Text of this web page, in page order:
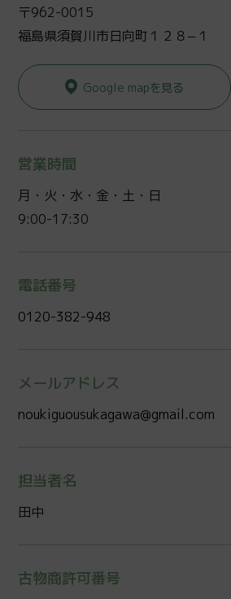
〒962-0015
福島県須賀川市日向町１２８−１
Google mapを見る
営業時間
月・火・水・金・土・日
9:00-17:30
電話番号
0120-382-948
メールアドレス
noukiguousukagawa@gmail.com
担当者名
田中
古物商許可番号